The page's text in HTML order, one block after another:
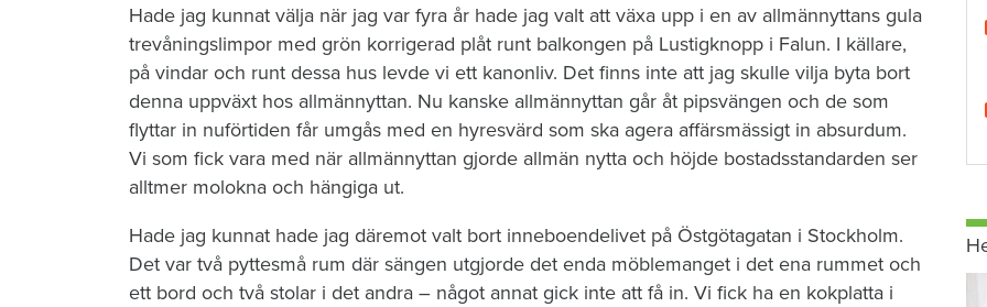
Hade jag kunnat välja när jag var fyra år hade jag valt att växa upp i en av allmännyttans gula
trevåningslimpor med grön korrigerad plåt runt balkongen på Lustigknopp i Falun. I källare,
på vindar och runt dessa hus levde vi ett kanonliv. Det finns inte att jag skulle vilja byta bort
denna uppväxt hos allmännyttan. Nu kanske allmännyttan går åt pipsvängen och de som
flyttar in nuförtiden får umgås med en hyresvärd som ska agera affärsmässigt in absurdum.
Vi som fick vara med när allmännyttan gjorde allmän nytta och höjde bostadsstandarden ser
alltmer molokna och hängiga ut.
Hade jag kunnat hade jag däremot valt bort inneboendelivet på Östgötagatan i Stockholm.
Det var två pyttesmå rum där sängen utgjorde det enda möblemanget i det ena rummet och
ett bord och två stolar i det andra – något annat gick inte att få in. Vi fick ha en kokplatta i